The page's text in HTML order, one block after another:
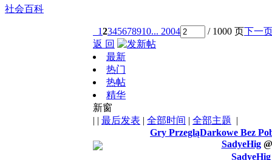
社会百科
12345678910... 2004 / 1000 页下一
返 回
最新
热门
热帖
精华
新窗
| | 最后发表 | 全部时间 | 全部主题 |
Gry PrzegląDarkowe Bez
SadyeHig
SadyeHig